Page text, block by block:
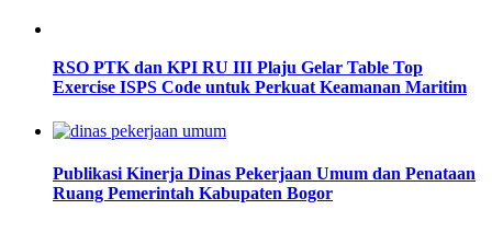
RSO PTK dan KPI RU III Plaju Gelar Table Top
Exercise ISPS Code untuk Perkuat Keamanan Maritim
Publikasi Kinerja Dinas Pekerjaan Umum dan Penataan
Ruang Pemerintah Kabupaten Bogor